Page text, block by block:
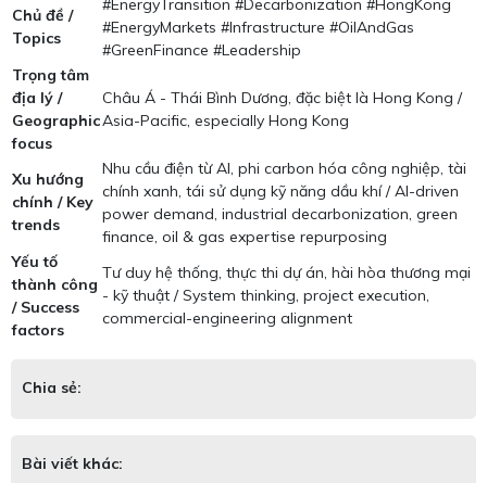
Chủ đề /
Topics
#EnergyTransition #Decarbonization #HongKong
#EnergyMarkets #Infrastructure #OilAndGas
#GreenFinance #Leadership
Trọng tâm
địa lý /
Geographic
focus
Châu Á - Thái Bình Dương, đặc biệt là Hong Kong /
Asia-Pacific, especially Hong Kong
Xu hướng
chính / Key
trends
Nhu cầu điện từ AI, phi carbon hóa công nghiệp, tài
chính xanh, tái sử dụng kỹ năng dầu khí / AI-driven
power demand, industrial decarbonization, green
finance, oil & gas expertise repurposing
Yếu tố
thành công
/ Success
factors
Tư duy hệ thống, thực thi dự án, hài hòa thương mại
- kỹ thuật / System thinking, project execution,
commercial-engineering alignment
Chia sẻ:
Bài viết khác: